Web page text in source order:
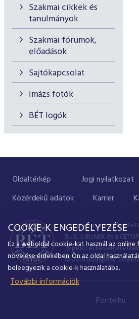
Szakmai cikkek és
tanulmányok
Szakmai fórumok,
előadások
Sajtókapcsolat
Imázs fotók
BÉT logók
Oldaltérkép Jogi nyilatkozat
Közérdekű adatok
Karrier
A portálon
BUX, a BUMIX és a
15 perccel
© 2019 Budapesti
Ponte.hu
COOKIE-K ENGEDÉLYEZÉSE
Ez a weboldal cookie-kat használ az online
növelése érdekében. Ön az oldal
beleegyezik a cookie-k használatába.
További információk